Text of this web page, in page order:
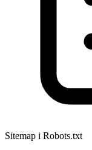
Sitemap i Robots.txt